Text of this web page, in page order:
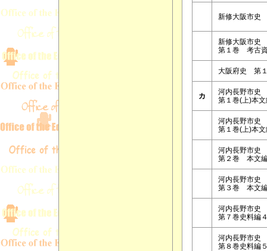
新修大阪市史
新修大阪市史
第１巻 考古
大阪府史 第
カ
河内長野市史
第１巻(上)本文
河内長野市史
第１巻(上)本文
河内長野市史
第２巻 本文
河内長野市史
第３巻 本文
河内長野市史
第７巻史料編
河内長野市史
第８巻史料編